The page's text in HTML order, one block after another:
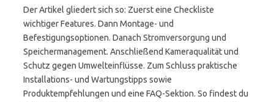
Der Artikel gliedert sich so: Zuerst eine Checkliste
wichtiger Features. Dann Montage- und
Befestigungsoptionen. Danach Stromversorgung und
Speichermanagement. Anschließend Kameraqualität und
Schutz gegen Umwelteinflüsse. Zum Schluss praktische
Installations- und Wartungstipps sowie
Produktempfehlungen und eine FAQ-Sektion. So findest du